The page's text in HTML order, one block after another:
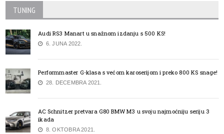
TUNING
Audi RS3 Manart u snažnom izdanju s 500 KS!
6. JUNA 2022.
Performmaster G-klasa s većom karoserijom i preko 800 KS snage!
28. DECEMBRA 2021.
AC Schnitzer pretvara G80 BMW M3 u svoju najmoćniju seriju 3
ikada
8. OKTOBRA 2021.